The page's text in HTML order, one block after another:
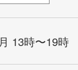
13時〜19時